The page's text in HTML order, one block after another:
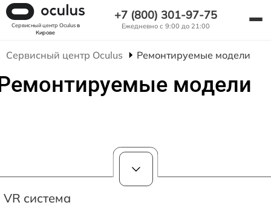
Сервисный центр Oculusв
Кирове
+7 (800) 301-97-75
Ежедневно с 9:00 до 21:00
Сервисный центр Oculus Ремонтируемые модели
модели
VR система